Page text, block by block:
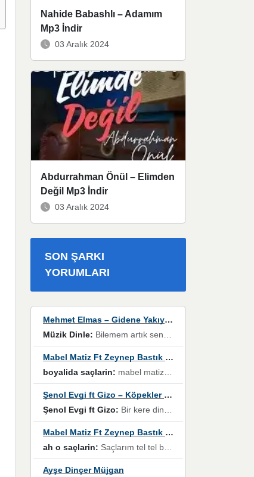
Nahide Babashlı – Adamım
Mp3 İndir
03 Aralık 2024
Abdurrahman Önül – Elimden
Değil Mp3 İndir
03 Aralık 2024
SON ŞARKI
YORUMLARI
Mehmet Elmas – Gidene Yakıyorum
Müzik Dinle: Bilemem artık senden bir şans daha / Düştüğün zaman ben olmayacağım yanında” dizeleri, artık geçmişin tekrarına izin verilmeyeceğini, kişisel sınırların çizildiğini gösteriyor.
Mabel Matiz Ft Zeynep Bastık – Saçların
boyalida saçlarin: mabel matiz'in maya albümünde yer alan güzellerden. parça da şarkı hani! müzikal altyapısına vurulduğum, sözlerinde kaybolduğum bir parça olmuş.
Şenol Evgi ft Gizo – Köpekler Tanımadıklarına havlar
Şenol Evgi ft Gizo: Bir kere dinlememe rağmen kulaklardan gitmiyor sen sen sen sen kurban ol sen sen sen sen hayran ol yükses ses müzik dinleme sebebisiniz canlar bomba gibi patladınız maşallah
Mabel Matiz Ft Zeynep Bastık – Saçların
ah o saçlarin: Saçlarım tel tel beyazlıyor beyazlagına degil yanımda sen yoksun ona üzülüyorum günler bir bir geçiyor geçen günlere değil sensiz geçen günlere darılıyorum,Dinledikce asla kavusamayacagim ama asla unutamicagim sevdiğim adam için yanar içim
Ayşe Dinçer Müjgan